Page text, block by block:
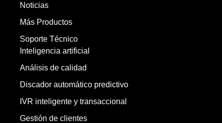
Noticias
Más Productos
Soporte Técnico
Inteligencia artificial
Análisis de calidad
Discador automático predictivo
IVR inteligente y transaccional
Gestión de clientes